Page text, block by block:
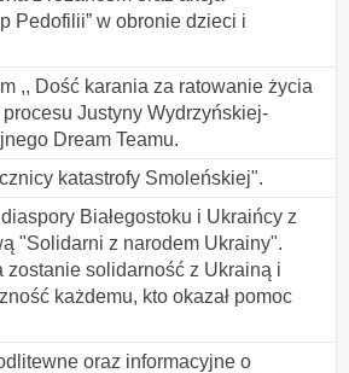
Pedofilii” w obronie dzieci i
,, Dość karania za ratowanie życia
procesu Justyny Wydrzyńskiej-
Dream Teamu.
katastrofy Smoleńskiej".
Białegostoku i Ukraińcy z
"Solidarni z narodem Ukrainy".
zostanie solidarność z Ukrainą i
każdemu, kto okazał pomoc
oraz informacyjne o